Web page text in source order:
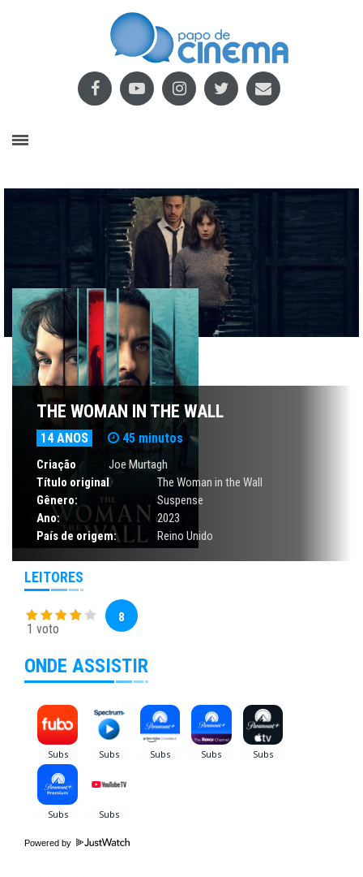
THE WOMAN IN THE WALL
14 ANOS 45 minutos
Criação
Joe Murtagh
Título original
The Woman in the Wall
Gênero:
Suspense
Ano:
2023
País de origem:
Reino Unido
LEITORES
1 voto
8
ONDE ASSISTIR
Powered by